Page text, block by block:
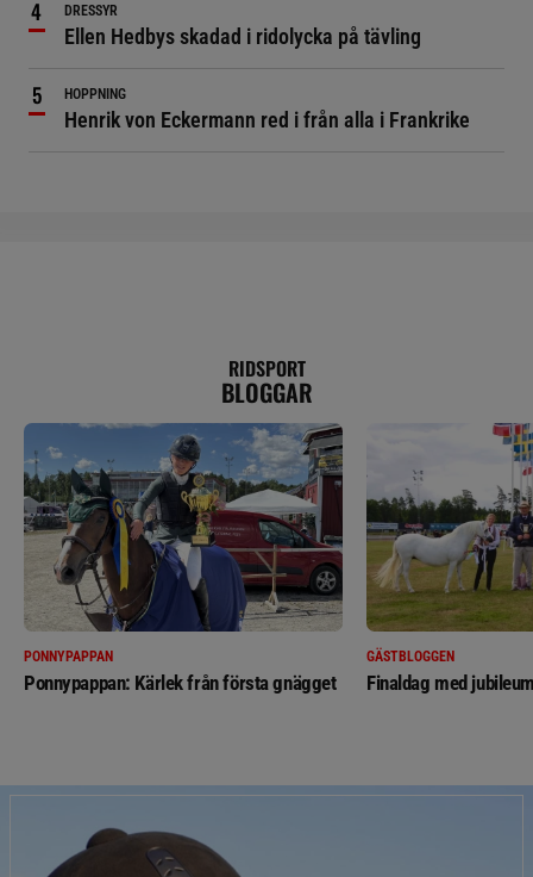
DRESSYR
Ellen Hedbys skadad i ridolycka på tävling
HOPPNING
Henrik von Eckermann red i från alla i Frankrike
RIDSPORT
BLOGGAR
PONNYPAPPAN
Ponnypappan: Kärlek från första gnägget
GÄSTBLOGGEN
Finaldag med